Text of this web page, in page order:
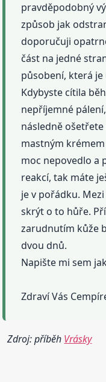
pravděpodobný
způsob jak
doporučuji
část na jedné
působení, která
Kdybyste cítila
nepříjemné
následně
mastným
moc nepovedlo a
reakcí, tak máte
je v pořádku.
skrýt o to hůře.
zarudnutím kůže
dvou dnů.
Napište mi sem
Zdraví Vás
Zdroj: příběh Vrásky